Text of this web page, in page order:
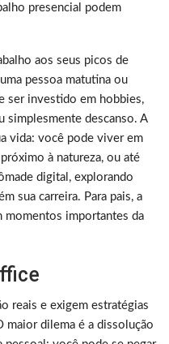
presencial podem
aos seus picos de
pessoa matutina ou
ser investido em hobbies,
simplesmente descanso. A
vida: você pode viver em
à natureza, ou até
digital, explorando
sua carreira. Para pais, a
momentos importantes da
reais e exigem estratégias
maior dilema é a dissolução